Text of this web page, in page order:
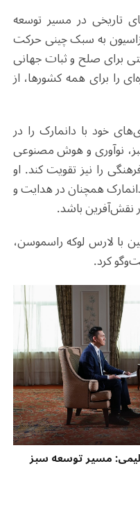
تاریخی در مسیر توسعه
به سبک چینی حرکت
برای صلح و ثبات جهانی
را برای همه کشورها، از
خود با دانمارک را در
نوآوری و هوش مصنوعی
را نیز تقویت کند. او
همچنان در هدایت و
نقش‌آفرین باشد.
با لارس لوکه راسموسن،
کرد.
مسیر توسعه سبز